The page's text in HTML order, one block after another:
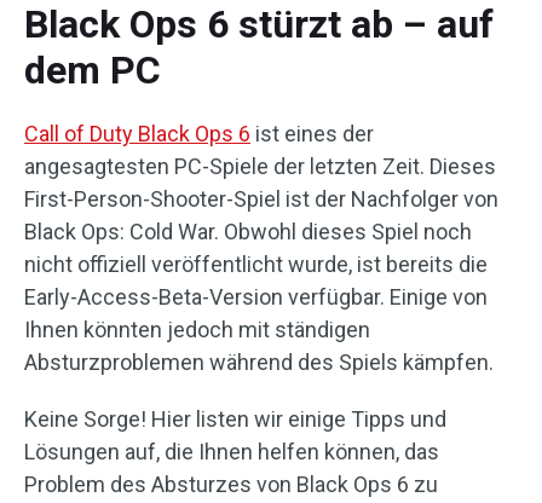
Black Ops 6 stürzt ab – auf
dem PC
Call of Duty Black Ops 6 ist eines der
angesagtesten PC-Spiele der letzten Zeit. Dieses
First-Person-Shooter-Spiel ist der Nachfolger von
Black Ops: Cold War. Obwohl dieses Spiel noch
nicht offiziell veröffentlicht wurde, ist bereits die
Early-Access-Beta-Version verfügbar. Einige von
Ihnen könnten jedoch mit ständigen
Absturzproblemen während des Spiels kämpfen.
Keine Sorge! Hier listen wir einige Tipps und
Lösungen auf, die Ihnen helfen können, das
Problem des Absturzes von Black Ops 6 zu